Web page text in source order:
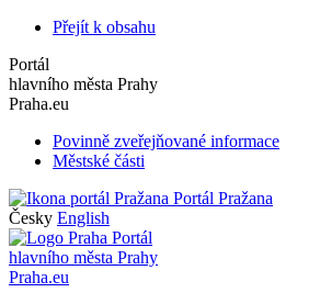
Přejít k obsahu
Portál
hlavního města Prahy
Praha.eu
Povinně zveřejňované informace
Městské části
Portál Pražana
Česky English
Portál
hlavního města Prahy
Praha.eu